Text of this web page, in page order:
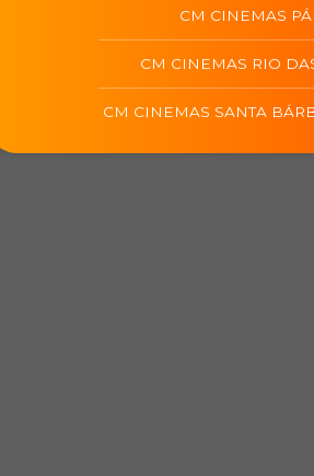
CM CINEMAS
CM CINEMAS RIO
CM CINEMAS SANTA